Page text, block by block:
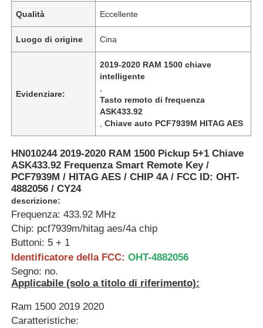
Qualità Eccellente
Luogo di origine Cina
Evidenziare:
2019-2020 RAM 1500 chiave
intelligente
Tasto remoto di frequenza
ASK433.92
,Chiave auto PCF7939M HITAG AES
HN010244 2019-2020 RAM 1500 Pickup 5+1 Chiave
ASK433.92 Frequenza Smart Remote Key /
PCF7939M / HITAG AES / CHIP 4A / FCC ID: OHT-
4882056 / CY24
descrizione:
Frequenza: 433.92 MHz
Chip: pcf7939m/hitag aes/4a chip
Buttoni: 5 + 1
Identificatore della FCC: OHT-4882056
Segno: no.
Applicabile (solo a titolo di riferimento):
Ram 1500 2019 2020
Caratteristiche: